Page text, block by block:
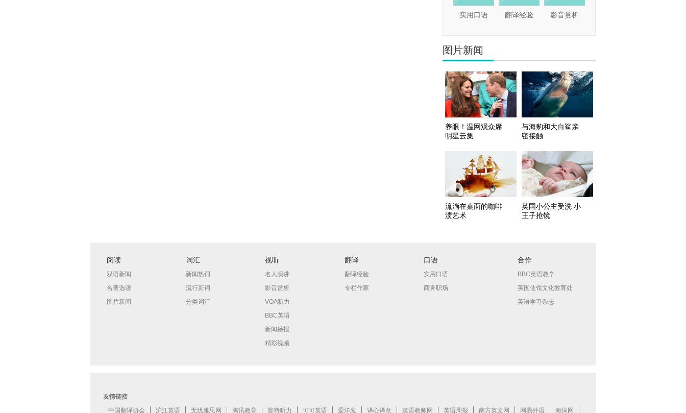
实用口语 翻译经验 影音赏析
图片新闻
养眼！温网观众席
明星云集
与海豹和大白鲨亲
密接触
流淌在桌面的咖啡
渍艺术
英国小公主受洗 小
王子抢镜
阅读
双语新闻
名著选读
图片新闻
词汇
新闻热词
流行新词
分类词汇
视听
名人演讲
影音赏析
VOA听力
BBC英语
新闻播报
精彩视频
翻译
翻译经验
专栏作家
口语
实用口语
商务职场
合作
BBC英语教学
英国使馆文化教育处
英语学习杂志